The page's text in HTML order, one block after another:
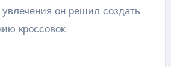
увлечения он решил создать
кроссовок.